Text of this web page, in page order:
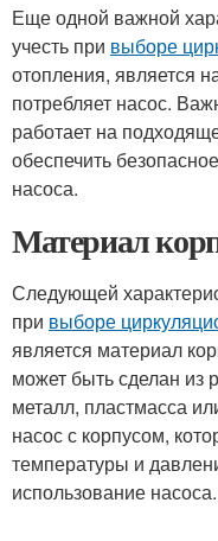
Еще одной важной
учесть при выборе
отопления, является
потребляет насос.
работает на
обеспечить
насоса.
Материал
Следующей
при выборе
является материал
может быть сделан из
металл, пластмасса
насос с корпусом,
температуры и
использование насоса.